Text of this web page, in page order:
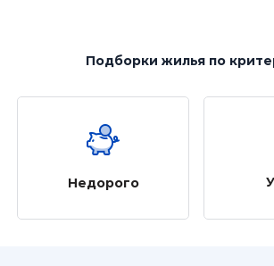
Подборки жильяпо
Недорого